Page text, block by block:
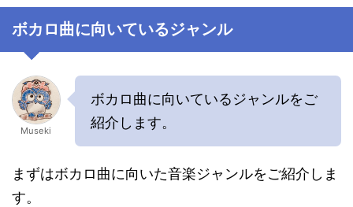
ボカロ曲に向いているジャンル
Museki
ボカロ曲に向いているジャンルをご
紹介します。
まずはボカロ曲に向いた音楽ジャンルをご紹介しま
す。